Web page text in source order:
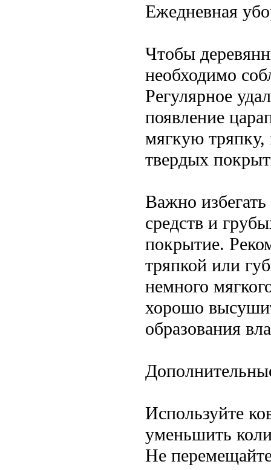
Ежедневная
Чтобы
необходимо
Регулярное
появление
мягкую
твердых
Важно
средств и
покрытие.
тряпкой или
немного
хорошо
образования
Используйте
уменьшить
Не